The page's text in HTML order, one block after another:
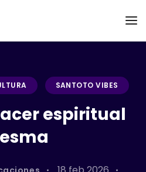
SANTOTO VIBES
espiritual